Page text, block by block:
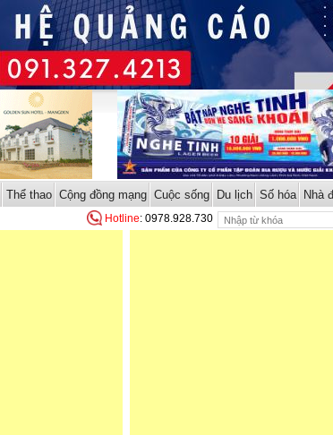
Thể thao Cộng đồng mạng Cuộc sống Du lịch Số hóa Nhà
Hotline: 0978.928.730